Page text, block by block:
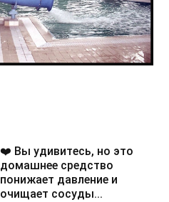
❤️ Вы удивитесь, но это
домашнее средство
понижает давление и
очищает сосуды...